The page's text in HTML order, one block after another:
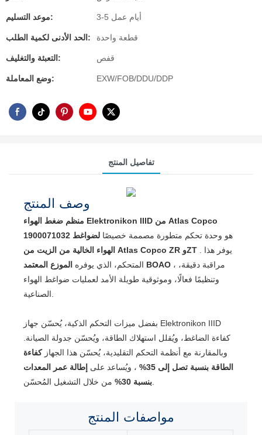
موعد التسليم: 3-5 أيام عمل
الحد الأدنى لكمية الطلب: قطعة واحدة
التعبئة والتغليف: قفص
وضع المعاملة: EXW/FOB/DDU/DDP
تفاصيل المنتج
وصف المنتج
منظم ضغط الهواء Elektronikon IIID من Atlas Copco
1900071032
هو وحدة تحكم متطورة مصممة خصيصًا لضواغط
الهواء الخالية من الزيت من Atlas Copco ZR وZT
المتحكم، الذي يوفره الموزع المعتمد BOAO ، مراقبة دقيقة،
وتنظيمًا فعالًا، وموثوقية طويلة الأمد لعمليات ضواغط الهواء
بفضل ميزات التحكم الذكية، يُحسّن جهاز Elektronikon IIID
كفاءة الضاغط، ويُقلل استهلاك الطاقة، ويُحسّن جدولة الصيانة.
وبالمقارنة مع أنظمة التحكم التقليدية، يُحسّن هذا الجهازكفاءة
الطاقة بنسبة تصل إلى 35%
، ويُساعد على إطالة عمر المعدات
بنسبة 30%
مواصفات المنتج